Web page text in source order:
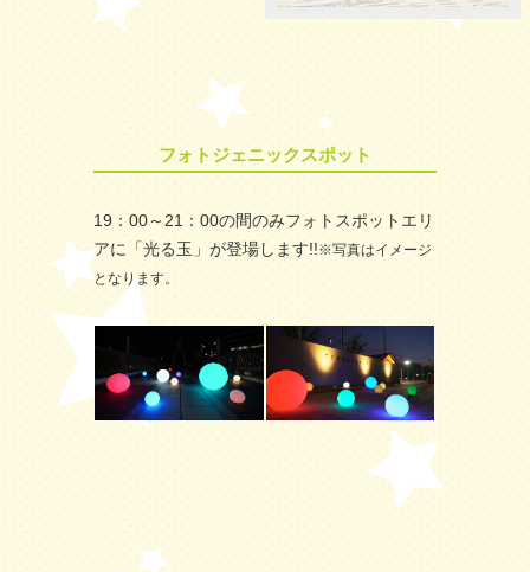
フォトジェニックスポット
19：00～21：00の間のみフォトスポットエリ
アに「光る玉」が登場します!!※写真はイメージ
となります。